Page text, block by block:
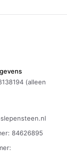
(alleen
84626895